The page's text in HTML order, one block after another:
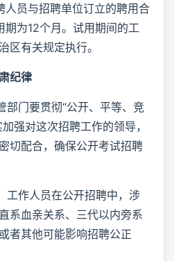
人员与招聘单位订立的聘用合
为12个月。试用期间的工
区有关规定执行。
纪律
门要贯彻“公开、平等、竞
强对这次招聘工作的领导，
切配合，确保公开考试招聘
作人员在公开招聘中，涉
系血亲关系、三代以内旁系
者其他可能影响招聘公正